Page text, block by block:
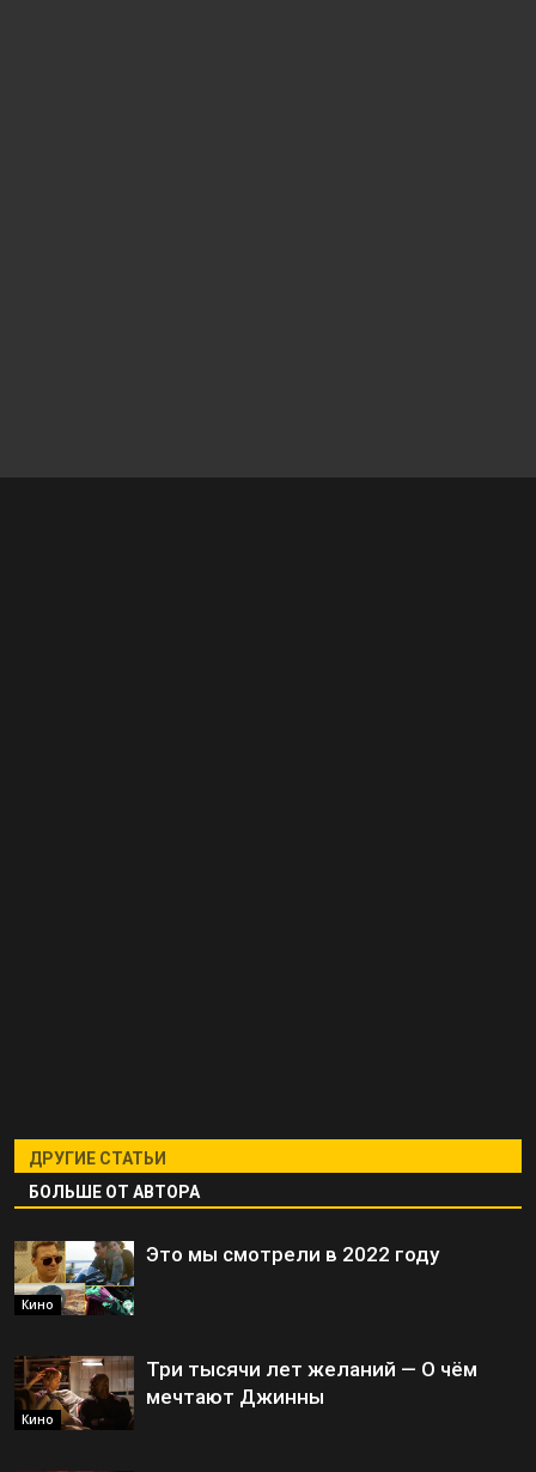
ДРУГИЕ СТАТЬИ
БОЛЬШЕ ОТ АВТОРА
Кино
Это мы смотрели в 2022 году
Кино
Три тысячи лет желаний — О чём
мечтают Джинны